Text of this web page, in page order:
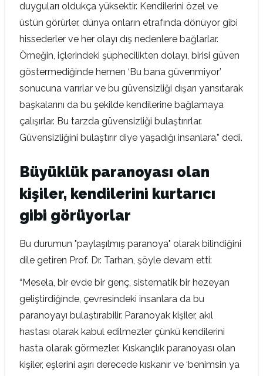
duyguları oldukça yüksektir. Kendilerini özel ve
üstün görürler, dünya onların etrafında dönüyor gibi
hissederler ve her olayı dış nedenlere bağlarlar.
Örneğin, içlerindeki şüphecilikten dolayı, birisi güven
göstermediğinde hemen ‘Bu bana güvenmiyor’
sonucuna varırlar ve bu güvensizliği dışarı yansıtarak
başkalarını da bu şekilde kendilerine bağlamaya
çalışırlar. Bu tarzda güvensizliği bulaştırırlar.
Güvensizliğini bulaştırır diye yaşadığı insanlara.” dedi.
Büyüklük paranoyası olan
kişiler, kendilerini kurtarıcı
gibi görüyorlar
Bu durumun "paylaşılmış paranoya" olarak bilindiğini
dile getiren Prof. Dr. Tarhan, şöyle devam etti:
“Mesela, bir evde bir genç, sistematik bir hezeyan
geliştirdiğinde, çevresindeki insanlara da bu
paranoyayı bulaştırabilir. Paranoyak kişiler, akıl
hastası olarak kabul edilmezler çünkü kendilerini
hasta olarak görmezler. Kıskançlık paranoyası olan
kişiler, eşlerini aşırı derecede kıskanır ve ‘benimsin ya